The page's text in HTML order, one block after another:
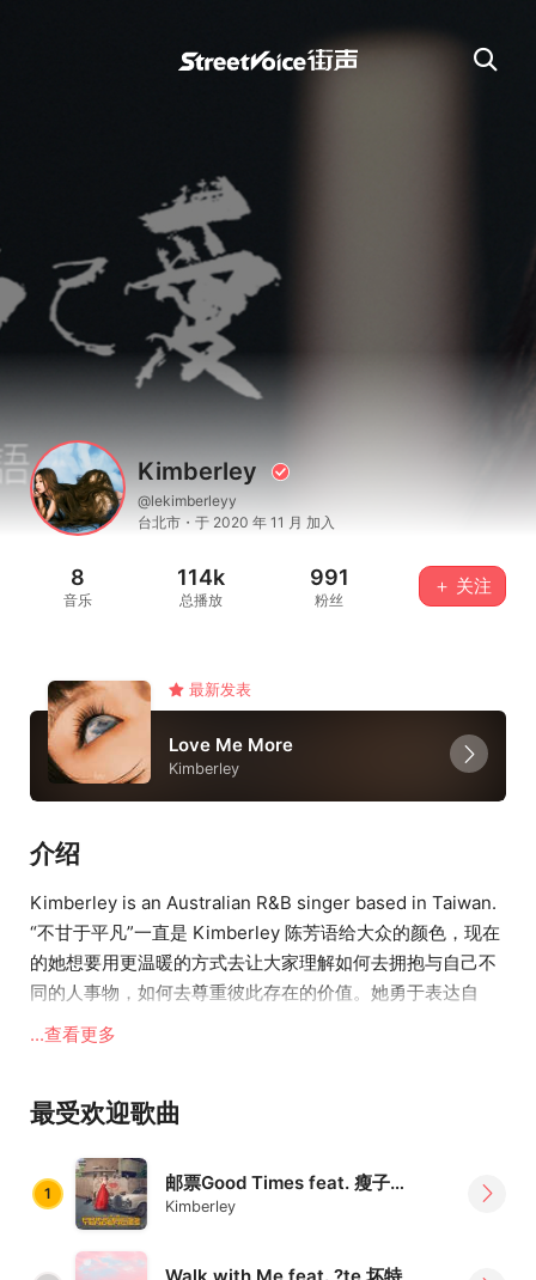
Kimberley
@lekimberleyy
台北市・于 2020 年 11 月 加入
8
音乐
114k
总播放
991
粉丝
＋ 关注
最新发表
Love Me More
Kimberley
介绍
Kimberley is an Australian R&B singer based in Taiwan.
“不甘于平凡”一直是 Kimberley 陈芳语给大众的颜色，现在
的她想要用更温暖的方式去让大家理解如何去拥抱与自己不
同的人事物，如何去尊重彼此存在的价值。她勇于表达自
我、充满热情、关怀动物、吃素，善用利用自媒体影响力声
小小舞台中演出。受到国际各种文化熏陶的她，励志成为一
歌曲上和表演上不断的追求创新与挑战，让她经历十多年的
歌唱生涯能够持续保持热度并变得更有影响力。在 2023 年
Kimberley 将会以全新的音乐表达对于多元价值的认同与尊
重，并努力成为一位更具影响力的国际艺人。
...查看更多
最受欢迎歌曲
1 邮票Good Times feat. 瘦子E.SO
Kimberley
Walk with Me feat. ?te 坏特